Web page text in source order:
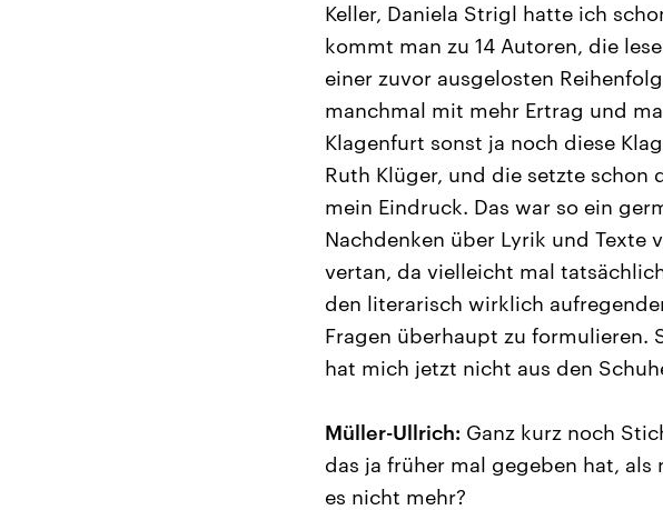
Keller, Daniela Strigl hatte ich
kommt man zu 14 Autoren, die
einer zuvor ausgelosten
manchmal mit mehr Ertrag und
Klagenfurt sonst ja noch diese
Ruth Klüger, und die setzte schon
mein Eindruck. Das war so ein
Nachdenken über Lyrik und Texte
vertan, da vielleicht mal
den literarisch wirklich
Fragen überhaupt zu formulieren.
hat mich jetzt nicht aus den
Müller-Ullrich: Ganz kurz noch
das ja früher mal gegeben hat,
es nicht mehr?